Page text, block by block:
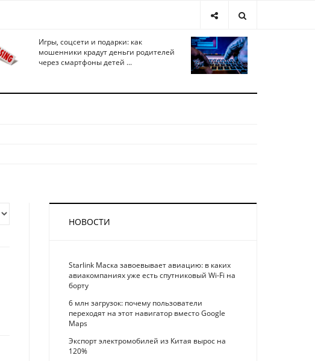
Игры, соцсети и подарки: как
мошенники крадут деньги родителей
через смартфоны детей ...
НОВОСТИ
Starlink Маска завоевывает авиацию: в каких
авиакомпаниях уже есть спутниковый Wi-Fi на
борту
6 млн загрузок: почему пользователи
переходят на этот навигатор вместо Google
Maps
Экспорт электромобилей из Китая вырос на
120%